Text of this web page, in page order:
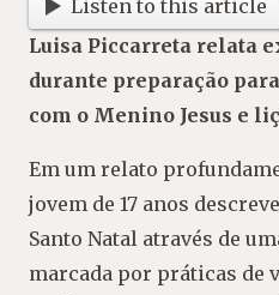
Listen to this article
Luisa Piccarreta relata
durante preparação
com o Menino Jesus e
Em um relato
jovem de 17 anos
Santo Natal através de
marcada por práticas de